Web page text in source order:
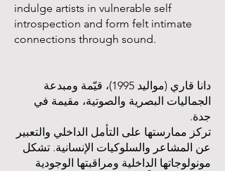
indulge artists in vulnerable self
introspection and form felt intimate
connections through sound.
دانا قاري (مواليد 1995)، قيّمة ومبدعة
الجماليات البصرية والصوتية، مقيمة في
جدة.
تركز ممارستها على التأمل الداخلي والتعبير
عن المشاعر والسلوكيات الإنسانية. تشكل
مونولوجاتها الداخلية ومراقبتها الوجودية